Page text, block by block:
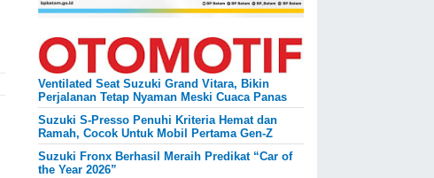
Ventilated Seat Suzuki Grand Vitara, Bikin
Perjalanan Tetap Nyaman Meski Cuaca Panas
Suzuki S-Presso Penuhi Kriteria Hemat dan
Ramah, Cocok Untuk Mobil Pertama Gen-Z
Suzuki Fronx Berhasil Meraih Predikat “Car of
the Year 2026”